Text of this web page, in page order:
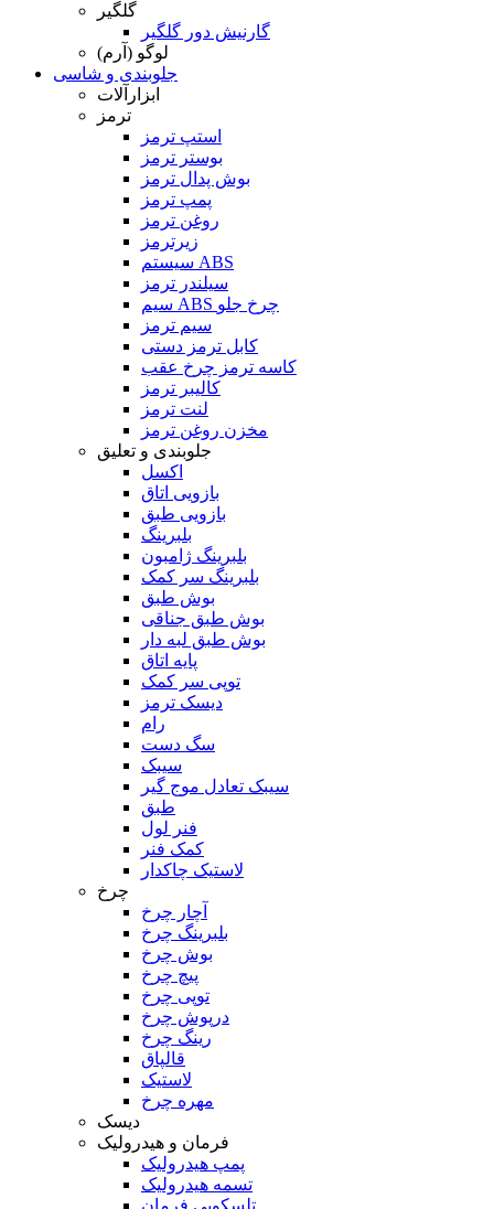
گلگیر
گارنیش دور گلگیر
لوگو (آرم)
جلوبندی و شاسی
ابزارآلات
ترمز
استپ ترمز
بوستر ترمز
بوش پدال ترمز
پمپ ترمز
روغن ترمز
زیرترمز
سیستم ABS
سیلندر ترمز
سیم ABS چرخ جلو
سیم ترمز
کابل ترمز دستی
کاسه ترمز چرخ عقب
کالیبر ترمز
لنت ترمز
مخزن روغن ترمز
جلوبندی و تعلیق
اکسل
بازویی اتاق
بازویی طبق
بلبرینگ
بلبرینگ ژامبون
بلبرینگ سر کمک
بوش طبق
بوش طبق جناقی
بوش طبق لبه دار
پایه اتاق
توپی سر کمک
دیسک ترمز
رام
سگ دست
سیبک
سیبک تعادل موج گیر
طبق
فنر لول
کمک فنر
لاستیک چاکدار
چرخ
آچار چرخ
بلبرینگ چرخ
بوش چرخ
پیچ چرخ
توپی چرخ
درپوش چرخ
رینگ چرخ
قالپاق
لاستیک
مهره چرخ
دیسک
فرمان و هیدرولیک
پمپ هیدرولیک
تسمه هیدرولیک
تلسکوپی فرمان